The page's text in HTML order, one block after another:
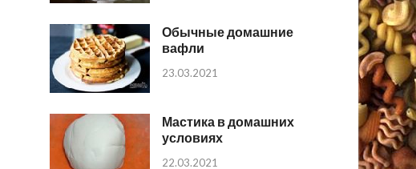
Обычные домашние
вафли
23.03.2021
Мастика в домашних
условиях
22.03.2021